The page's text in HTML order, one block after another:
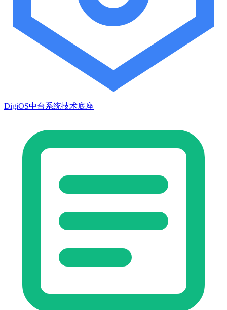
DigiOS中台系统技术底座